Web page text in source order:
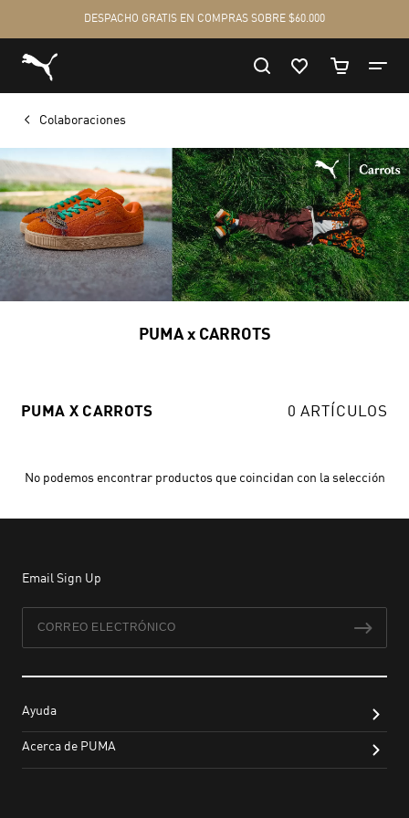
Colaboraciones
PUMA x CARROTS
PUMA X CARROTS 0 ARTÍCULOS
No podemos encontrar productos que coincidan con la selección